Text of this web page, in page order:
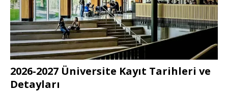
2026-2027 Üniversite Kayıt Tarihleri ve
Detayları